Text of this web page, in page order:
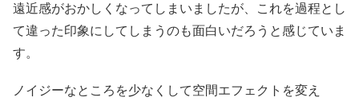
遠近感がおかしくなってしまいましたが、これを過程とし
て違った印象にしてしまうのも面白いだろうと感じていま
す。
ノイジーなところを少なくして空間エフェクトを変え